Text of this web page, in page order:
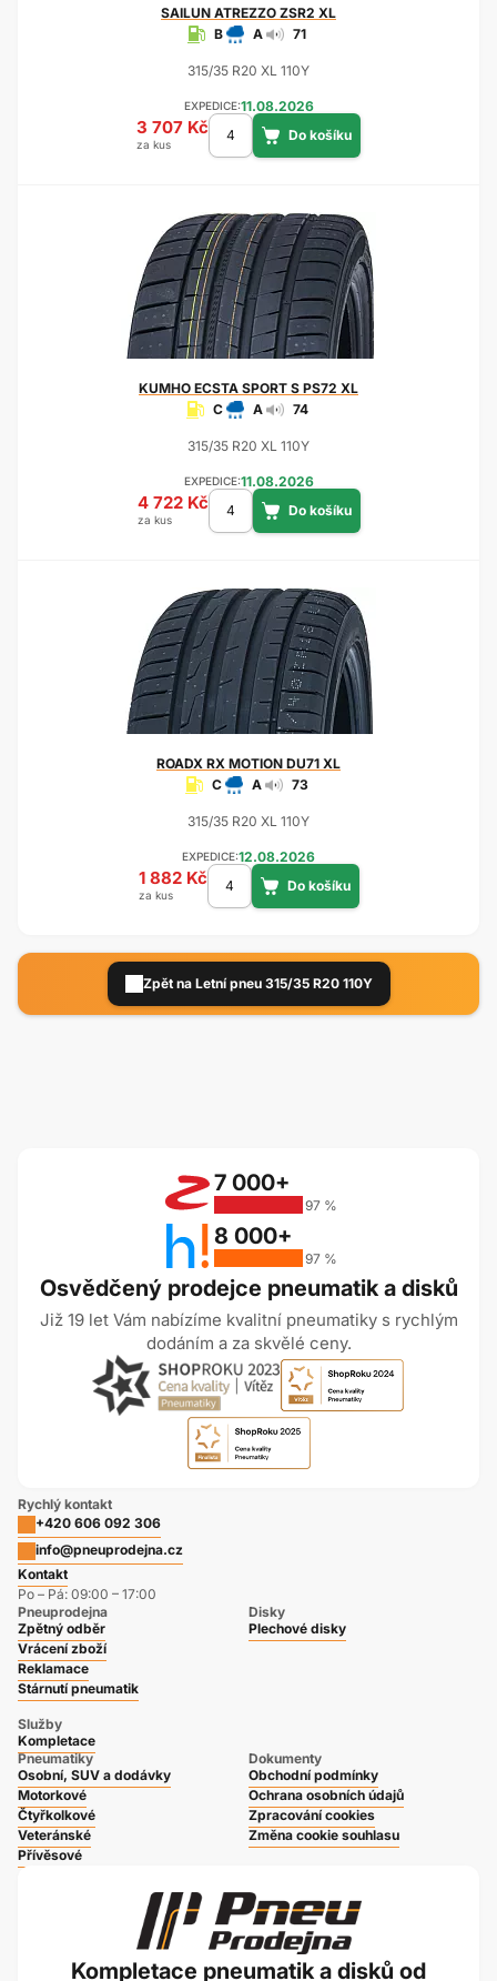
SAILUN ATREZZO ZSR2 XL
B
A 71
315/35 R20 XL 110Y
EXPEDICE:11.08.2026
3 707 Kč
za kus
KUMHO ECSTA SPORT S PS72 XL
C
A 74
315/35 R20 XL 110Y
EXPEDICE:11.08.2026
4 722 Kč
za kus
ROADX RX MOTION DU71 XL
C
A 73
315/35 R20 XL 110Y
EXPEDICE:12.08.2026
1 882 Kč
za kus
Zpět na Letní pneu 315/35 R20 110Y
Osvědčený prodejce pneumatik a disků
Již 19 let Vám nabízíme kvalitní pneumatiky s rychlým
dodáním a za skvělé ceny.
7 000+
97 %
8 000+
97 %
Rychlý kontakt
+420 606 092 306
info@pneuprodejna.cz
Kontakt
Po – Pá: 09:00 – 17:00
Pneuprodejna
Zpětný odběr
Vrácení zboží
Reklamace
Stárnutí pneumatik
Služby
Kompletace
Disky
Plechové disky
Pneumatiky
Osobní, SUV a dodávky
Motorkové
Čtyřkolkové
Veteránské
Přívěsové
Dokumenty
Obchodní podmínky
Ochrana osobních údajů
Zpracování cookies
Změna cookie souhlasu
Kompletace pneumatik a disků od